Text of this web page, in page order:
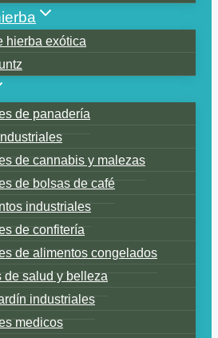
hierba exótica
de panadería
de cannabis y malezas
de bolsas de café
industriales
de confitería
de alimentos congelados
de salud y belleza
industriales
medicos